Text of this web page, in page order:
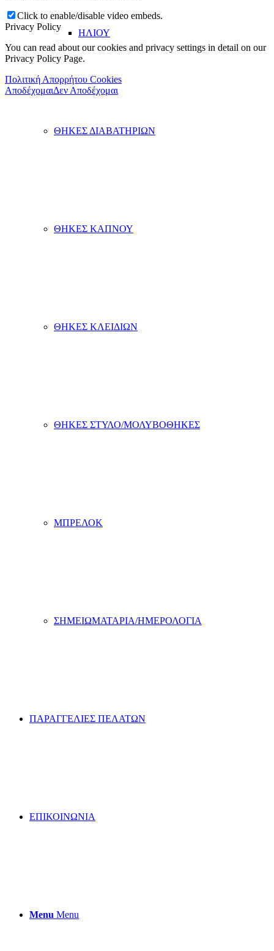
ΗΛΙΟΥ
ΘΗΚΕΣ ΔΙΑΒΑΤΗΡΙΩΝ
ΘΗΚΕΣ ΚΑΠΝΟΥ
ΘΗΚΕΣ ΚΛΕΙΔΙΩΝ
ΘΗΚΕΣ ΣΤΥΛΟ/ΜΟΛΥΒΟΘΗΚΕΣ
ΜΠΡΕΛΟΚ
ΣΗΜΕΙΩΜΑΤΑΡΙΑ/ΗΜΕΡΟΛΟΓΙΑ
ΠΑΡΑΓΓΕΛΙΕΣ ΠΕΛΑΤΩΝ
ΕΠΙΚΟΙΝΩΝΙΑ
Menu Menu
Click to enable/disable video embeds.
Privacy Policy
You can read about our cookies and privacy settings in detail on our
Privacy Policy Page.
Πολιτική Απορρήτου Cookies
ΑποδέχομαιΔεν Αποδέχομαι